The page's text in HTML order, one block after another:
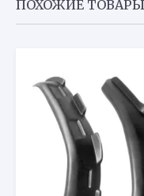
ПОХОЖИЕ ТОВАРЫ